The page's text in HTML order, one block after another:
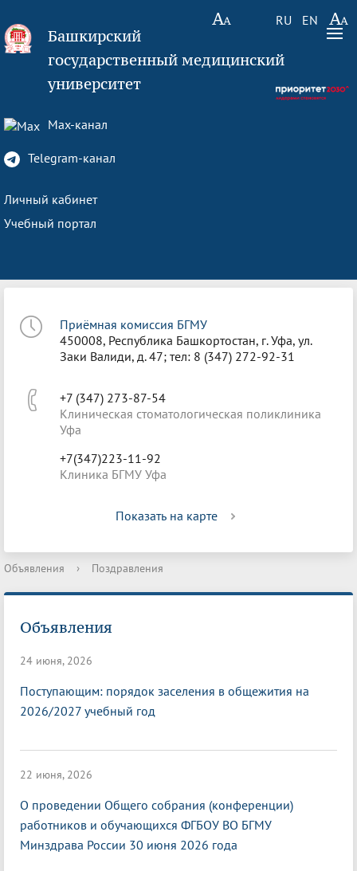
RU EN
Башкирский
государственный медицинский
университет
Max-канал
Telegram-канал
Личный кабинет
Учебный портал
Приёмная комиссия БГМУ
450008, Республика Башкортостан, г. Уфа, ул.
Заки Валиди, д. 47; тел: 8 (347) 272-92-31
+7 (347) 273-87-54
Клиническая стоматологическая поликлиника
Уфа
+7(347)223-11-92
Клиника БГМУ Уфа
Показать на карте
Объявления › Поздравления
Объявления
24 июня, 2026
Поступающим: порядок заселения в общежития на
2026/2027 учебный год
22 июня, 2026
О проведении Общего собрания (конференции)
работников и обучающихся ФГБОУ ВО БГМУ
Минздрава России 30 июня 2026 года